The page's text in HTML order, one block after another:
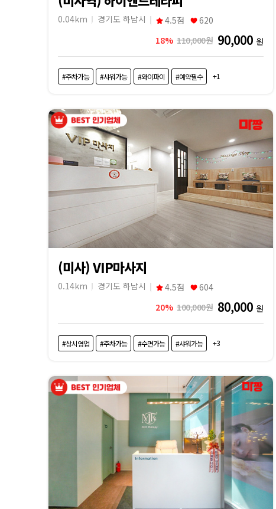
0.04km 경기도 하남시 4.5점
620
18% 110,000원 90,000 원
#주차가능 #샤워가능 #와이파이 #예약필수 +1
(미사) VIP마사지
0.14km 경기도 하남시 4.5점
604
20% 100,000원 80,000 원
#상시영업 #주차가능 #수면가능 #샤워가능 +3